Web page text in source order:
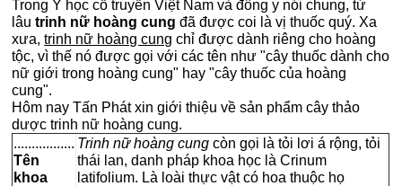
Trong Y học cổ truyền Việt Nam và đông y nói chung, từ
lâutrinh nữ hoàng cung đã được coi là vị thuốc quý. Xa
xưa,trinh nữ hoàng cung chỉ được dành riêng cho hoàng
tộc, vì thế nó được gọi với các tên như "cây thuốc dành cho
nữ giới trong hoàng cung" hay "cây thuốc của hoàng
cung".
Hôm nay Tấn Phát xin giới thiệu về sản phẩm cây thảo
dược trinh nữ hoàng cung.
.................
Tên
khoa
Trinh nữ hoàng cung còn gọi là tỏi lơi á rộng, tỏi
thái lan, danh pháp khoa học là Crinum
latifolium. Là loài thực vật có hoa thuộc họ